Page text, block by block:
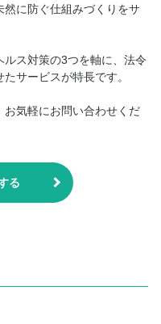
然に防ぐ仕組みづくりをサ
ス対策の3つを軸に、法令
サービスが特長です。
お気軽にお問い合わせくだ
る